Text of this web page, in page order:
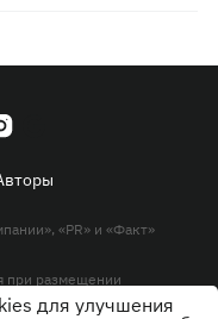
«PR» и «Факт»
при размещении
абзаце.для улучшения